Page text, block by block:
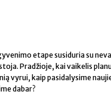
etape susiduria su
Pradžioje, kai vaikelis
vyrui, kaip pasidalysime
dabar?